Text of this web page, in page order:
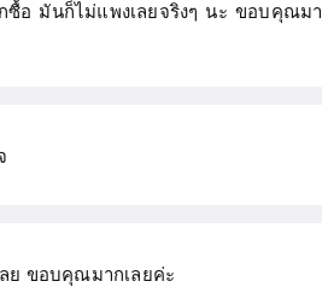
ซื้อ มันก็ไม่แพงเลยจริงๆ นะ ขอบคุณ
ย ขอบคุณมากเลยค่ะ